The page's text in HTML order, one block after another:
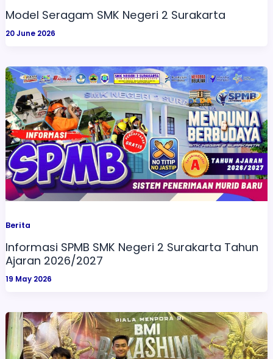
Model Seragam SMK Negeri 2 Surakarta
20 June 2026
Berita
Informasi SPMB SMK Negeri 2 Surakarta Tahun
Ajaran 2026/2027
19 May 2026